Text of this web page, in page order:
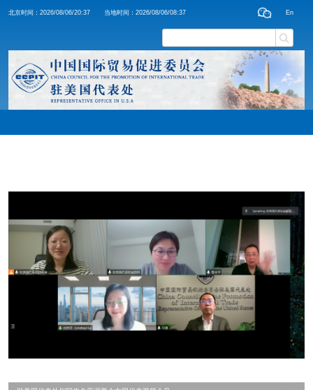
北京时间： 2026/08/06/20:37 当地时间： 2026/08/06/08:37 En